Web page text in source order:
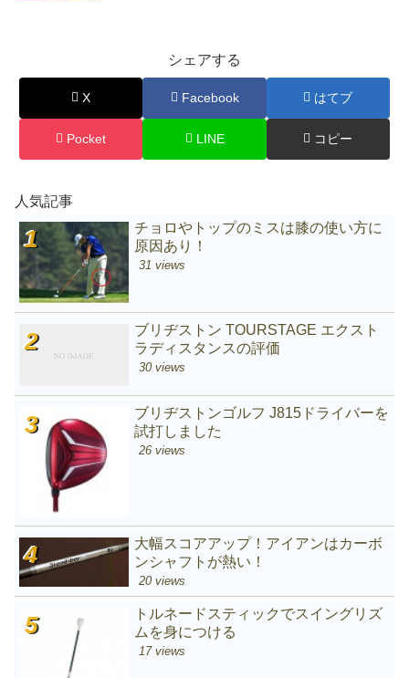
シェアする
X Facebook はてブ
Pocket LINE コピー
人気記事
チョロやトップのミスは膝の使い方に
原因あり！
31 views
ブリヂストン TOURSTAGE エクスト
ラディスタンスの評価
30 views
ブリヂストンゴルフ J815ドライバーを
試打しました
26 views
大幅スコアアップ！アイアンはカーボ
ンシャフトが熱い！
20 views
トルネードスティックでスイングリズ
ムを身につける
17 views